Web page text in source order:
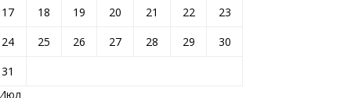
17
18 19 20 21 22
23
24
25 26 27 28 29
30
31